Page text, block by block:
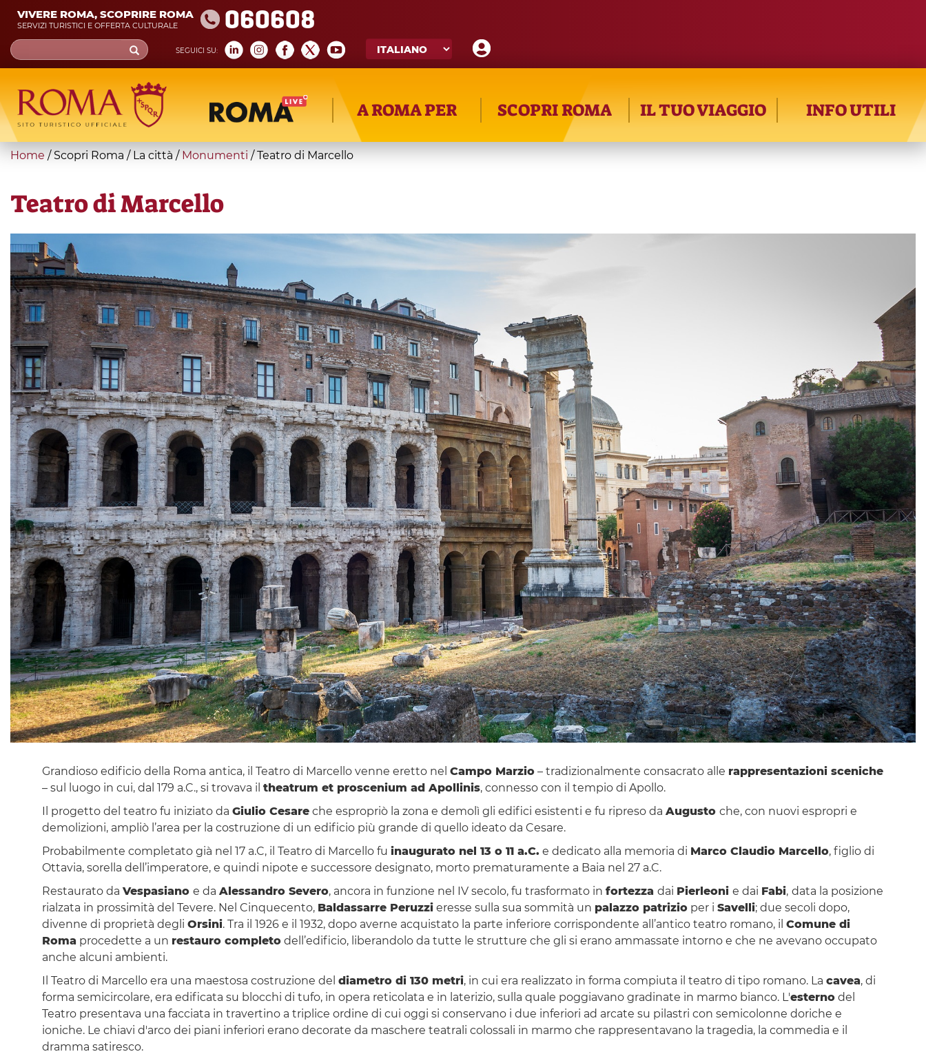
Skip
main
content
VIVERE ROMA, SCOPRIRE ROMA
SERVIZI TURISTICI E OFFERTA CULTURALE 060608
SEGUICI SU:
Search
form
Cerca
A ROMA PER SCOPRI ROMA IL TUO VIAGGIO INFO UTILI
You
here
Home / Scopri Roma / La città / Monumenti /Teatro di Marcello
Teatro di Marcello
Grandioso edificio della Roma antica, il Teatro di Marcello venne eretto nel Campo Marzio– tradizionalmente consacrato alle rappresentazioni sceniche
– sul luogo in cui, dal 179 a.C., si trovava il theatrum et proscenium ad Apollinis, connesso con il tempio di Apollo.
Il progetto del teatro fu iniziato da Giulio Cesareche espropriò la zona e demolì gli edifici esistenti e fu ripreso da Augusto che, con nuovi espropri e
demolizioni, ampliò l’area per la costruzione di un edificio più grande di quello ideato da Cesare.
Probabilmente completato già nel 17 a.C, il Teatro di Marcello fu inaugurato nel 13 o 11 a.C. e dedicato alla memoria di Marco Claudio Marcello, figlio di
Ottavia, sorella dell’imperatore, e quindi nipote e successore designato, morto prematuramente a Baia nel 27 a.C.
Restaurato da Vespasiano e da Alessandro Severo, ancora in funzione nel IV secolo, fu trasformato in fortezza dai Pierleoni e dai Fabi, data la posizione
rialzata in prossimità del Tevere. Nel Cinquecento, Baldassarre Peruzzieresse sulla sua sommità un palazzo patrizioper i Savelli; due secoli dopo,
divenne di proprietà degli Orsini. Tra il 1926 e il 1932, dopo averne acquistato la parte inferiore corrispondente all’antico teatro romano, il Comune di
Roma procedette a un restauro completodell’edificio, liberandolo da tutte le strutture che gli si erano ammassate intorno e che ne avevano occupato
anche alcuni ambienti.
Il Teatro di Marcello era una maestosa costruzione del diametro di 130 metri, in cui era realizzato in forma compiuta il teatro di tipo romano. La cavea, di
forma semicircolare, era edificata su blocchi di tufo, in opera reticolata e in laterizio, sulla quale poggiavano gradinate in marmo bianco. L'esternodel
Teatro presentava una facciata in travertino a triplice ordine di cui oggi si conservano i due inferiori ad arcate su pilastri con semicolonne doriche e
ioniche. Le chiavi d'arco dei piani inferiori erano decorate da maschere teatrali colossali in marmo che rappresentavano la tragedia, la commedia e il
dramma satiresco.